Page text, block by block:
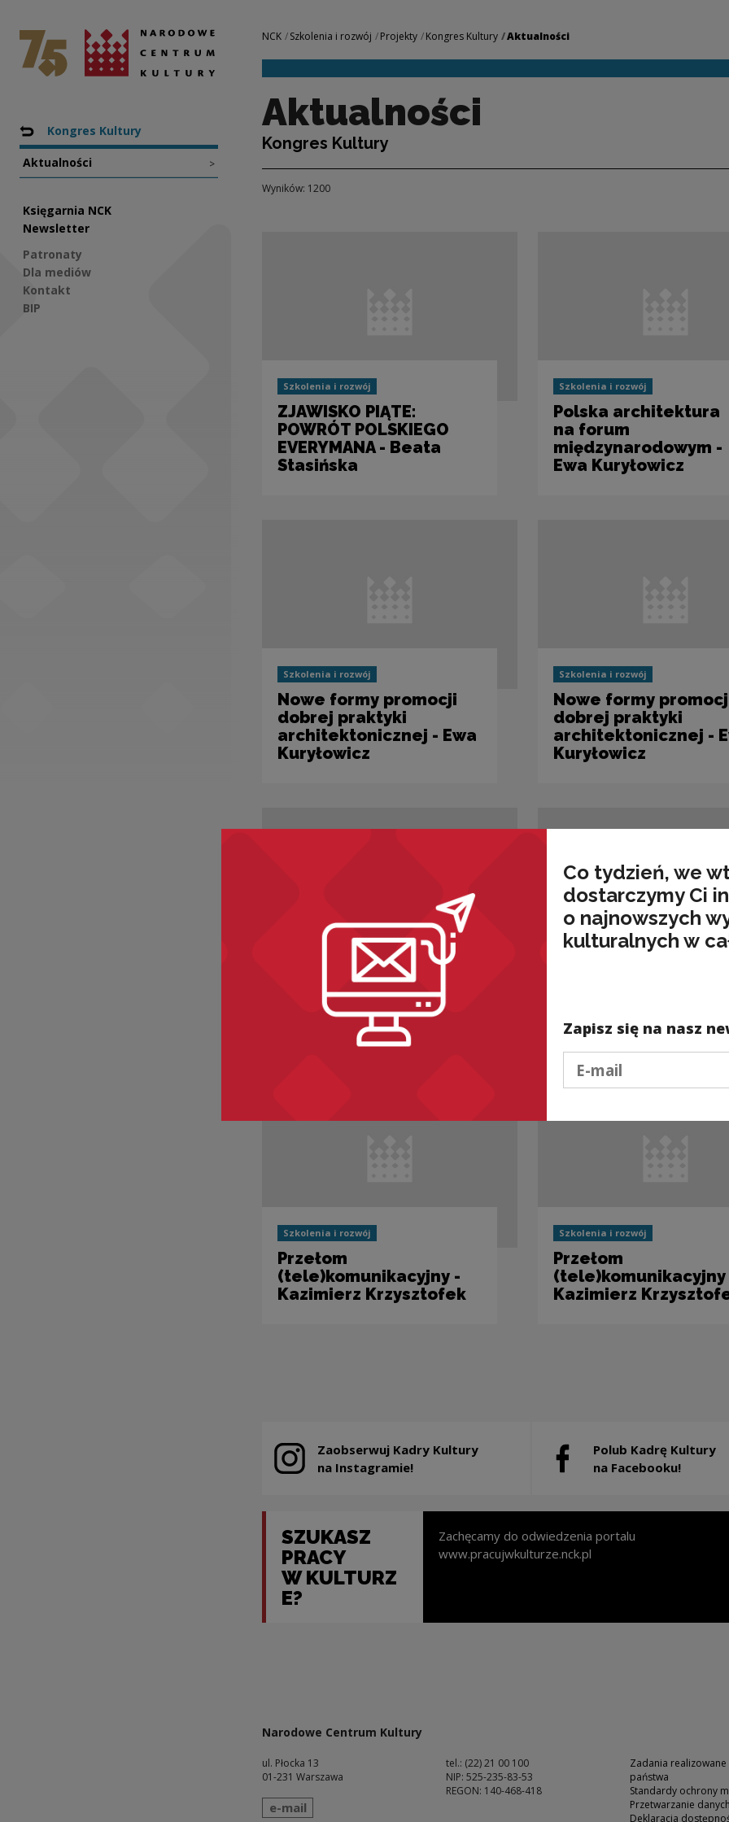
Aktualności | Narodowe Centrum
Narodowe Centrum Kultury
Nawigacja
Powrót do: Projekty
Kongres Kultury
Aktualności >
Księgarnia NCK
Newsletter
Patronaty
Dla mediów
Kontakt
BIP
Nawigacja
NCK Szkolenia i rozwój Projekty Kongres Kultury Aktualności
Aktualności
Kongres Kultury
Wyników: 1200
Szkolenia i rozwój
ZJAWISKO PIĄTE:
POWRÓT POLSKIEGO
EVERYMANA - Beata
Stasińska
Szkolenia i rozwój
Polska architektura
na forum
międzynarodowym -
Ewa Kuryłowicz
Szkolenia i rozwój
Nowe formy promocji
dobrej praktyki
architektonicznej - Ewa
Kuryłowicz
Szkolenia i rozwój
Nowe formy
dobrej praktyki
architektonicznej -
Kuryłowicz
Szkolenia i rozwój
Kultura codzienności
w mediach - Kazimierz
Krzysztofek
Kazimierz
Szkolenia i rozwój
Przełom
(tele)komunikacyjny -
Kazimierz Krzysztofek
Szkolenia i rozwój
Przełom
(tele)komunikacyjny
Kazimierz
Zaobserwuj Kadry Kultury
na Instagramie!
Uwaga, link zostanie otwarty w nowym oknie
Polub Kadrę Kultury
na Facebooku!
Uwaga, link zostanie otwarty
SZUKASZ
PRACY
W KULTURZ
E?
Zachęcamy do odwiedzenia portalu
www.pracujwkulturze.nck.pl
Narodowe Centrum Kultury
ul. Płocka 13
01-231 Warszawa
wyślij wiadomość
e-mail
tel.: (22) 21 00 100
NIP: 525-235-83-53
REGON: 140-468-418
Zadania
państwa
Standardy ochrony
Przetwarzanie
Deklaracja
Co tydzień, we
dostarczymy Ci
o najnowszych
kulturalnych w
Zapisz się na nasz